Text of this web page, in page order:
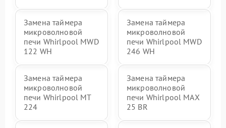
Замена таймера
микроволновой
печи Whirlpool MWD
122 WH
Замена таймера
микроволновой
печи Whirlpool MWD
246 WH
Замена таймера
микроволновой
печи Whirlpool MT
224
Замена таймера
микроволновой
печи Whirlpool MAX
25 BR